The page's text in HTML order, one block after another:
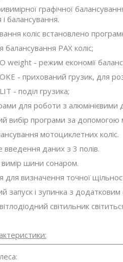
графічної
балансування.
коліс встановлено
балансування PAX коліс;
weight - режим економії
- прихований грузик, для
- поділ грузика;
для роботи з алюмінієвими
вибір програми за допомогою
мотоциклетних коліс.
введення даних з 3 полів.
шини сонаром.
для визначення точної
запуск і зупинка з додатковим
світильник